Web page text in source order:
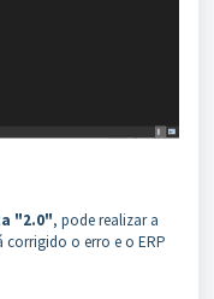
"2.0", pode realizar a
corrigido o erro e o ERP